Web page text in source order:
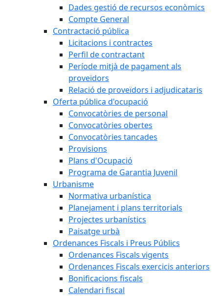
Dades gestió de recursos econòmics
Compte General
Contractació pública
Licitacions i contractes
Perfil de contractant
Període mitjà de pagament als
proveïdors
Relació de proveïdors i adjudicataris
Oferta pública d'ocupació
Convocatòries de personal
Convocatòries obertes
Convocatòries tancades
Provisions
Plans d'Ocupació
Programa de Garantia Juvenil
Urbanisme
Normativa urbanística
Planejament i plans territorials
Projectes urbanístics
Paisatge urbà
Ordenances Fiscals i Preus Públics
Ordenances Fiscals vigents
Ordenances Fiscals exercicis anteriors
Bonificacions fiscals
Calendari fiscal